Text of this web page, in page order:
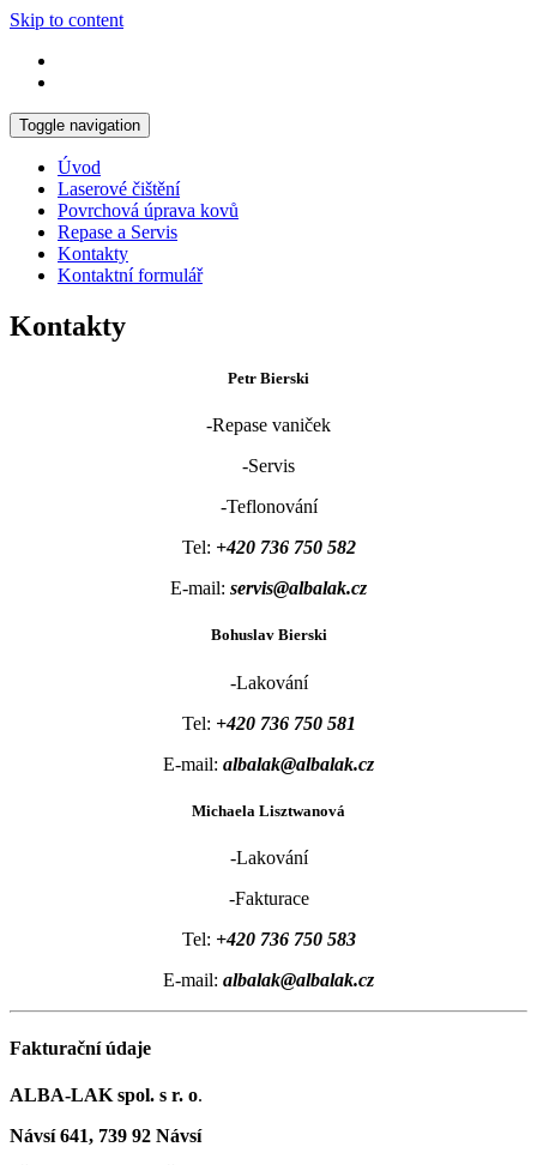
Skip to content
Toggle navigation
Úvod
Laserové čištění
Povrchová úprava kovů
Repase a Servis
Kontakty
Kontaktní formulář
Kontakty
Petr Bierski
-Repase vaniček
-Servis
-Teflonování
Tel: +420 736 750 582
E-mail: servis@albalak.cz
Bohuslav Bierski
-Lakování
Tel: +420 736 750 581
E-mail: albalak@albalak.cz
Michaela Lisztwanová
-Lakování
-Fakturace
Tel: +420 736 750 583
E-mail: albalak@albalak.cz
Fakturační údaje
ALBA-LAK spol. s r. o.
Návsí 641, 739 92 Návsí